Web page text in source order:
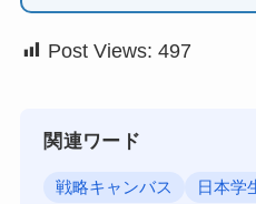
Post Views: 497
関連ワード
戦略キャンバス 日本学